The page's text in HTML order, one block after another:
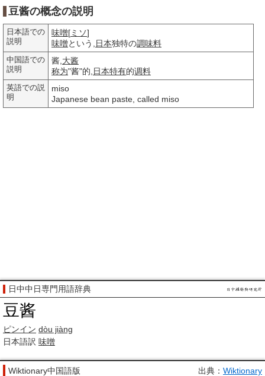
豆酱の概念の説明
日本語での
説明
味噌[ミソ]
味噌という, 日本独特の調味料
中国語での
説明
酱, 大酱
称为"酱"的, 日本特有的调料
英語での説
明
miso
Japanese bean paste, called miso
日中中日専門用語辞典
豆酱
ピンイン dòu jiàng
日本語訳 味噌
Wiktionary中国語版 出典： Wiktionary